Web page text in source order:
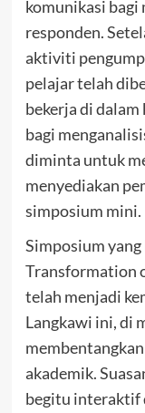
komunikasi bagi
responden.
aktiviti
pelajar telah
bekerja di
bagi
diminta untuk
menyediakan
simposium mini.
Simposium
Transformation
telah menjadi
Langkawi ini, di
akademik.
begitu interaktif